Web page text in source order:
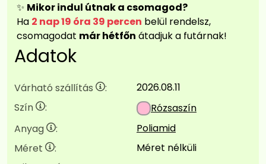
✨ Mikor indul útnak a csomagod?
Ha 2 nap 19 óra 39 percen belül rendelsz,
csomagodat már hétfőn átadjuk a futárnak!
Adatok
Várható szállítás :
2026.08.11
Szín
:
Rózsaszín
Anyag
:
Poliamid
Méret
:
Méret nélküli